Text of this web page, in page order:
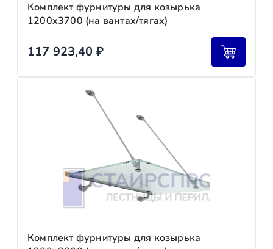
Комплект фурнитуры для козырька
1200х3700 (на вантах/тягах)
117 923,40 ₽
Комплект фурнитуры для козырька